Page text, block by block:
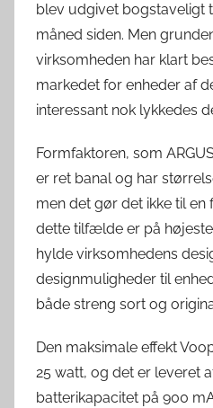
blev udgivet bogstaveligt
måned siden. Men
virksomheden har klart
markedet for enheder af
interessant nok lykkedes
Formfaktoren, som
er ret banal og har
men det gør det ikke til
dette tilfælde er på
hylde virksomhedens
designmuligheder til
både streng sort og
Den maksimale effekt
25 watt, og det er leveret
batterikapacitet på 900